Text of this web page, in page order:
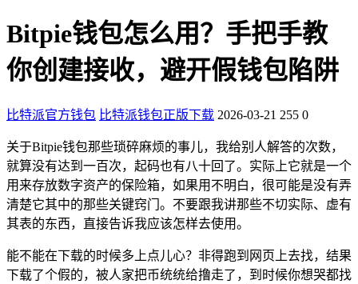
Bitpie钱包怎么用？手把手教
你创建接收，避开假钱包陷阱
比特派官方钱包 比特派钱包正版下载 2026-03-21 255 0
关于Bitpie钱包那些琐碎麻烦的事儿，我给别人解答的次数，
就算没有达到一百次，起码也有八十回了。实际上它就是一个
用来存放数字资产的保险箱，如果用不明白，很可能是没有弄
清楚它其中的那些关键窍门。不要跟我讲那些不切实际、虚有
其表的东西，直接告诉我应该怎样去使用。
能不能在下载的时候多上点儿心？非得跑到网页上去找，结果
下载了个假的，被人家把币统统给撸走了，到时候你想哭都找